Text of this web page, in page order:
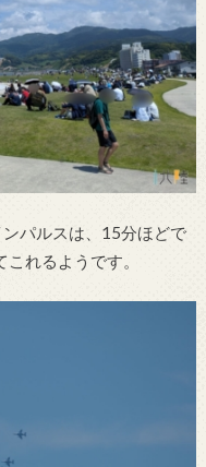
パルスは、15分ほどで
れるようです。